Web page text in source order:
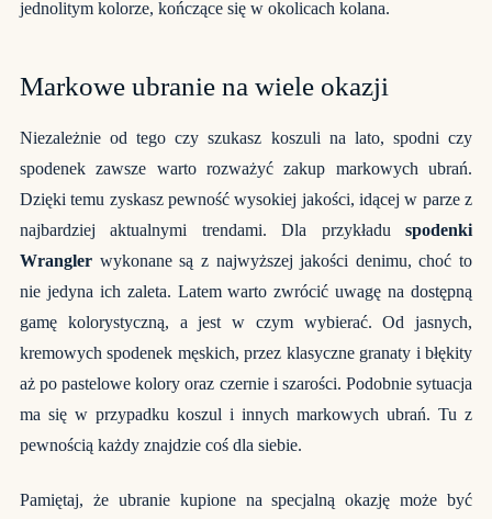
jednolitym kolorze, kończące się w okolicach kolana.
Markowe ubranie na wiele okazji
Niezależnie od tego czy szukasz koszuli na lato, spodni czy
spodenek zawsze warto rozważyć zakup markowych ubrań.
Dzięki temu zyskasz pewność wysokiej jakości, idącej w parze z
najbardziej aktualnymi trendami. Dla przykładu spodenki
Wrangler wykonane są z najwyższej jakości denimu, choć to
nie jedyna ich zaleta. Latem warto zwrócić uwagę na dostępną
gamę kolorystyczną, a jest w czym wybierać. Od jasnych,
kremowych spodenek męskich, przez klasyczne granaty i błękity
aż po pastelowe kolory oraz czernie i szarości. Podobnie sytuacja
ma się w przypadku koszul i innych markowych ubrań. Tu z
pewnością każdy znajdzie coś dla siebie.
Pamiętaj, że ubranie kupione na specjalną okazję może być